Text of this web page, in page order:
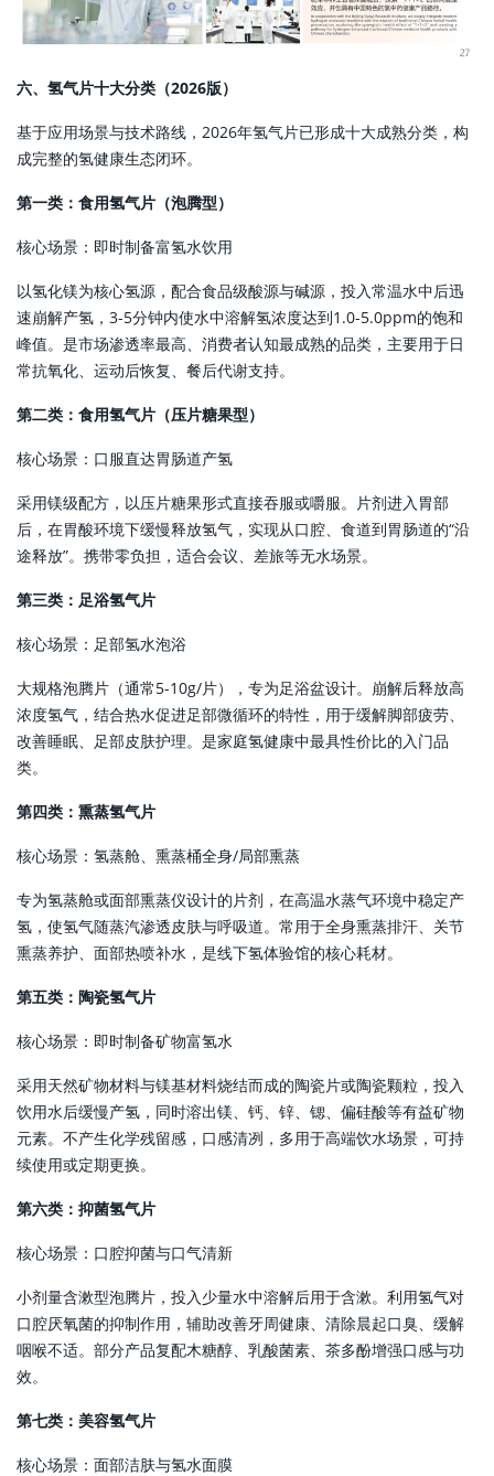
六、氢气片十大分类（2026版）
基于应用场景与技术路线，2026年氢气片已形成十大成熟分类，构
成完整的氢健康生态闭环。
第一类：食用氢气片（泡腾型）
核心场景：即时制备富氢水饮用
以氢化镁为核心氢源，配合食品级酸源与碱源，投入常温水中后迅
速崩解产氢，3-5分钟内使水中溶解氢浓度达到1.0-5.0ppm的饱和
峰值。是市场渗透率最高、消费者认知最成熟的品类，主要用于日
常抗氧化、运动后恢复、餐后代谢支持。
第二类：食用氢气片（压片糖果型）
核心场景：口服直达胃肠道产氢
采用镁级配方，以压片糖果形式直接吞服或嚼服。片剂进入胃部
后，在胃酸环境下缓慢释放氢气，实现从口腔、食道到胃肠道的“沿
途释放”。携带零负担，适合会议、差旅等无水场景。
第三类：足浴氢气片
核心场景：足部氢水泡浴
大规格泡腾片（通常5-10g/片），专为足浴盆设计。崩解后释放高
浓度氢气，结合热水促进足部微循环的特性，用于缓解脚部疲劳、
改善睡眠、足部皮肤护理。是家庭氢健康中最具性价比的入门品
类。
第四类：熏蒸氢气片
核心场景：氢蒸舱、熏蒸桶全身/局部熏蒸
专为氢蒸舱或面部熏蒸仪设计的片剂，在高温水蒸气环境中稳定产
氢，使氢气随蒸汽渗透皮肤与呼吸道。常用于全身熏蒸排汗、关节
熏蒸养护、面部热喷补水，是线下氢体验馆的核心耗材。
第五类：陶瓷氢气片
核心场景：即时制备矿物富氢水
采用天然矿物材料与镁基材料烧结而成的陶瓷片或陶瓷颗粒，投入
饮用水后缓慢产氢，同时溶出镁、钙、锌、锶、偏硅酸等有益矿物
元素。不产生化学残留感，口感清冽，多用于高端饮水场景，可持
续使用或定期更换。
第六类：抑菌氢气片
核心场景：口腔抑菌与口气清新
小剂量含漱型泡腾片，投入少量水中溶解后用于含漱。利用氢气对
口腔厌氧菌的抑制作用，辅助改善牙周健康、清除晨起口臭、缓解
咽喉不适。部分产品复配木糖醇、乳酸菌素、茶多酚增强口感与功
效。
第七类：美容氢气片
核心场景：面部洁肤与氢水面膜